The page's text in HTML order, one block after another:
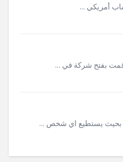
أمريكي ...
قمت بفتح شركة في ...
بحيث يستطيع اي شخص ...